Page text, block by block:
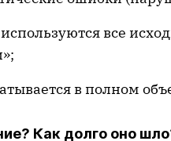
все
в полном
Как долго оно